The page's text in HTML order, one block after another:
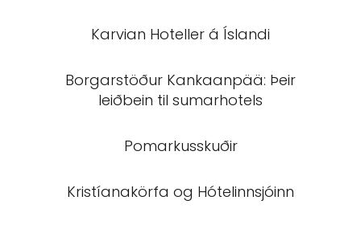
Karvian Hoteller á Íslandi
Borgarstöður Kankaanpää: Þeir
leiðbein til sumarhotels
Pomarkusskuðir
Kristíanakörfa og Hótelinnsjóinn